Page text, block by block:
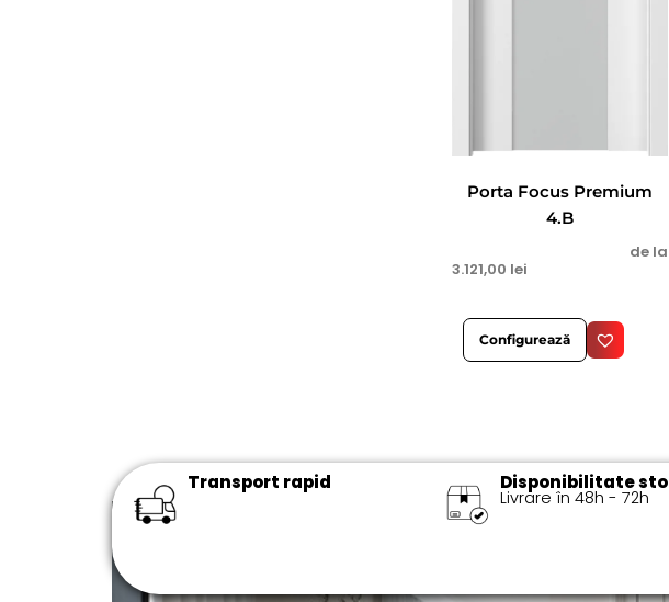
Porta Focus Premium
4.B
de la
3.121,00 lei
Configurează
Transport rapid Disponibilitate
Livrare în 48h - 72h​